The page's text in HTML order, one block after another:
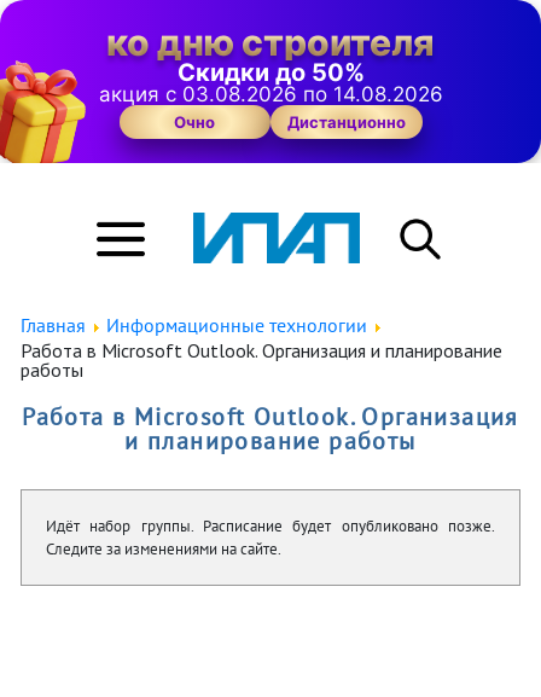
ко дню строителя
Скидки до 50%
акция с 03.08.2026 по 14.08.2026
Очно Дистанционно
Главная
Информационные технологии
Работа в Microsoft Outlook. Организация и планирование
работы
Работа в Microsoft Outlook. Организация
и планирование работы
Идёт набор группы. Расписание будет опубликовано позже.
Следите за изменениями на сайте.